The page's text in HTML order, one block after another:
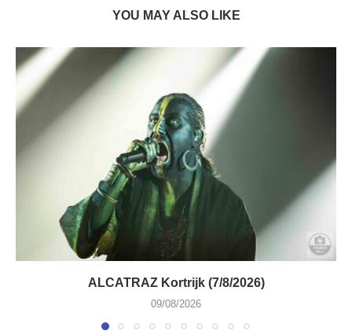
YOU MAY ALSO LIKE
ALCATRAZ Kortrijk (7/8/2026)
09/08/2026